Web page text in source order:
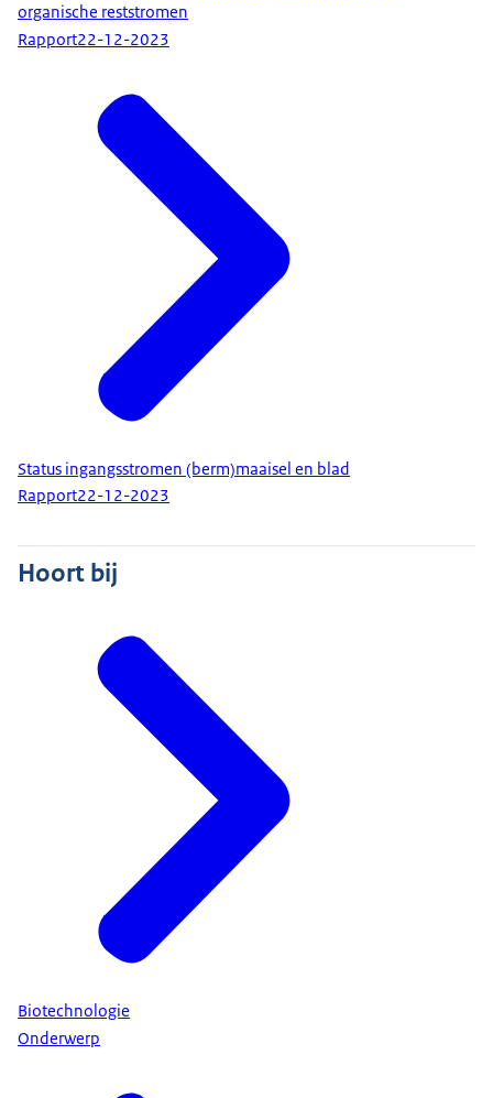
organische reststromen
Rapport22-12-2023
Status ingangsstromen (berm)maaisel en blad
Rapport22-12-2023
Hoort bij
Biotechnologie
Onderwerp